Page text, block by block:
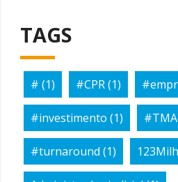
TAGS
# (1) #CPR(1)
#investimento (1)
#turnaround (1)